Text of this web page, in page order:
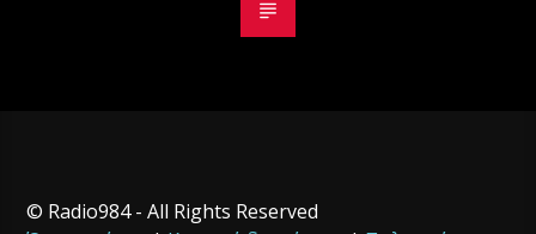
© Radio984 - All Rights Reserved